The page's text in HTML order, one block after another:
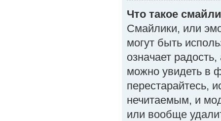
Что такое
Смайлики, или
могут быть
означает
можно увидеть в
перестарайтесь,
нечитаемым, и
или вообще